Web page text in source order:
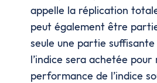
appelle la réplication
peut également être
seule une partie
l’indice sera achetée
performance de l’indice